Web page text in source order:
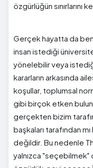
özgürlüğün
Gerçek hayatta da
insan istediği
yönelebilir veya
kararların arkasında
koşullar, toplumsal
gibi birçok etken
gerçekten bizim
başkaları tarafından
değildir. Bu nedenle
yalnızca "seçebilmek"